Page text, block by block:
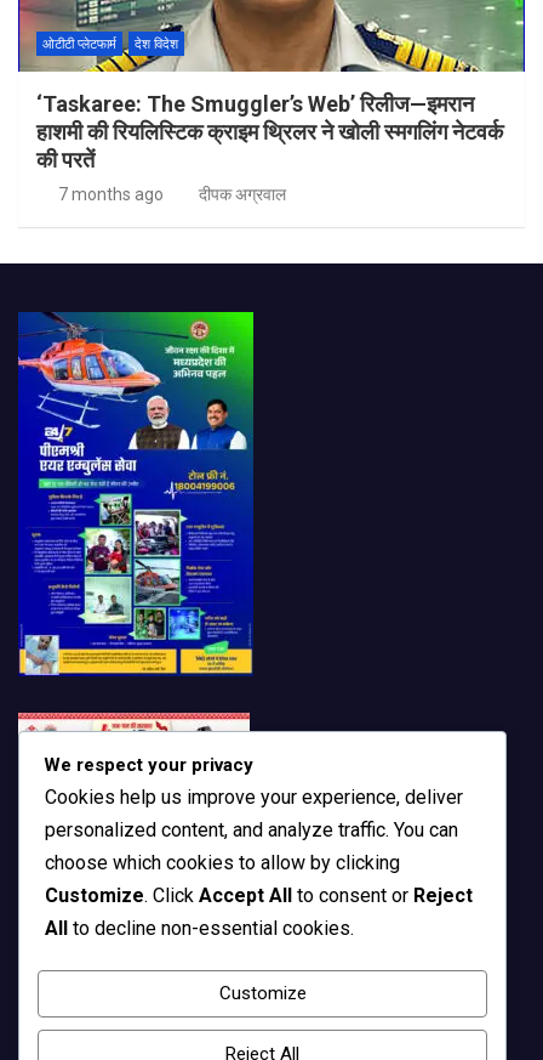
ओटीटी प्लेटफार्म देश विदेश
‘Taskaree: The Smuggler’s Web’ रिलीज—इमरान
हाशमी की रियलिस्टिक क्राइम थ्रिलर ने खोली स्मगलिंग नेटवर्क
की परतें
7 months ago दीपक अग्रवाल
We respect your privacy
Cookies help us improve your experience, deliver
personalized content, and analyze traffic. You can
choose which cookies to allow by clicking
Customize. Click Accept All to consent or Reject
All to decline non-essential cookies.
Customize
Reject All